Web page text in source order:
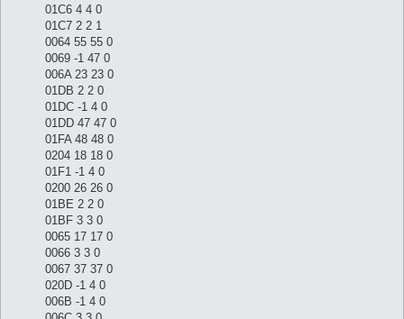
01C6 4 4 0
01C7 2 2 1
0064 55 55 0
0069 -1 47 0
006A 23 23 0
01DB 2 2 0
01DC -1 4 0
01DD 47 47 0
01FA 48 48 0
0204 18 18 0
01F1 -1 4 0
0200 26 26 0
01BE 2 2 0
01BF 3 3 0
0065 17 17 0
0066 3 3 0
0067 37 37 0
020D -1 4 0
006B -1 4 0